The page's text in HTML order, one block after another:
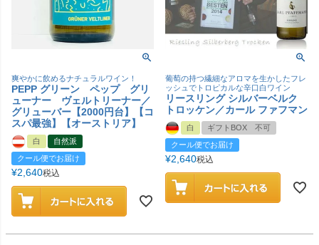
爽やかに飲めるナチュラルワイン！
PEPP グリーン ペップ グリ
ューナー ヴェルトリーナー／
グリューバー【2000円台】【コ
スパ最強】【オーストリア】
白
自然派
クール便でお届け
¥2,640税込
葡萄の持つ繊細なアロマを生かしたフレ
ッシュでトロピカルな辛口白ワイン
リースリング シルバーベルク
トロッケン／カール ファフマン
白
ギフトBOX 不可
クール便でお届け
¥2,640税込